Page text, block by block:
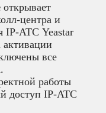
открывает
центра и
IP-АТС Yeastar
активации
все
работы
доступ IP-АТС